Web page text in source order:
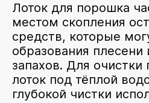
Лоток для порошка
местом скопления
средств, которые
образования плесени
запахов. Для
лоток под тёплой
глубокой чистки